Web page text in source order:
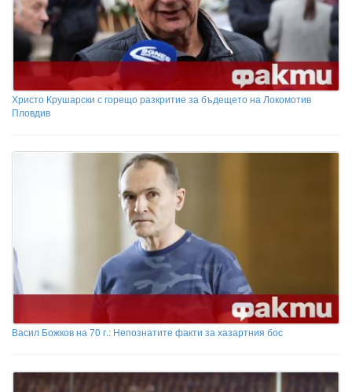
Христо Крушарски с горещо разкритие за бъдещето на Локомотив
Пловдив
Васил Божков на 70 г.: Непознатите факти за хазартния бос